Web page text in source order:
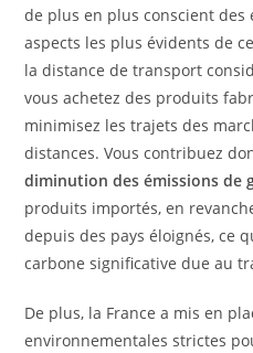
de plus en plus conscient des
aspects les plus évidents de
la distance de transport
vous achetez des produits
minimisez les trajets des
distances. Vous contribuez
diminution des émissions de
produits importés, en
depuis des pays éloignés, ce
carbone significative due au
De plus, la France a mis en
environnementales strictes